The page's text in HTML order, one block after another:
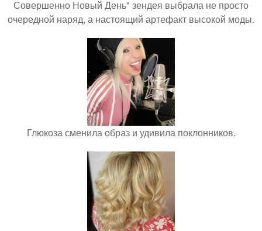
Совершенно Новый День" зендея выбрала не просто
очередной наряд, а настоящий артефакт высокой моды.
Глюкоза сменила образ и удивила поклонников.